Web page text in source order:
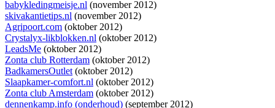
babykledingmeisje.nl (november 2012)
skivakantietips.nl (november 2012)
Agripoort.com (oktober 2012)
Crystalyx-likblokken.nl (oktober 2012)
LeadsMe (oktober 2012)
Zonta club Rotterdam (oktober 2012)
BadkamersOutlet(oktober 2012)
Slaapkamer-comfort.nl (oktober 2012)
Zonta club Amsterdam (oktober 2012)
dennenkamp.info (onderhoud) (september 2012)